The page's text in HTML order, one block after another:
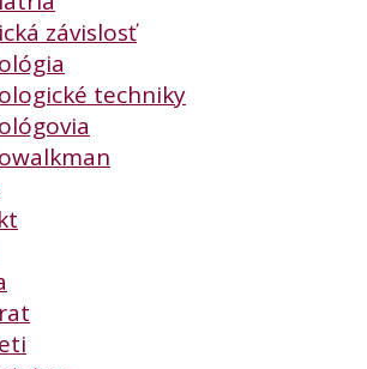
závislosť
techniky